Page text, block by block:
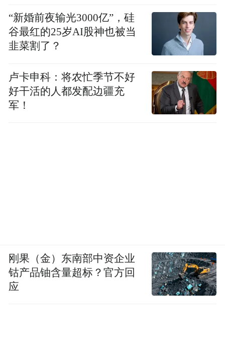
“特别声明：以上作品内容(包括在内的视频、图片或音
频)为凤凰网旗下自媒体平台“大风号”用户上传并发
布，本平台仅提供信息存储空间服务。
pictures and audios if any) is uploaded and posted
by the user of Dafeng Hao, which is a social media
platform and merely provides information storage
space services.”
“新婚前夜输光3000亿”，硅
谷最红的25岁AI股神也被当
韭菜割了？
卢卡申科：将农忙季节不好
好干活的人都发配边疆充
军！
刚果（金）东南部中资企业
钴产品铀含量超标？官方回
应